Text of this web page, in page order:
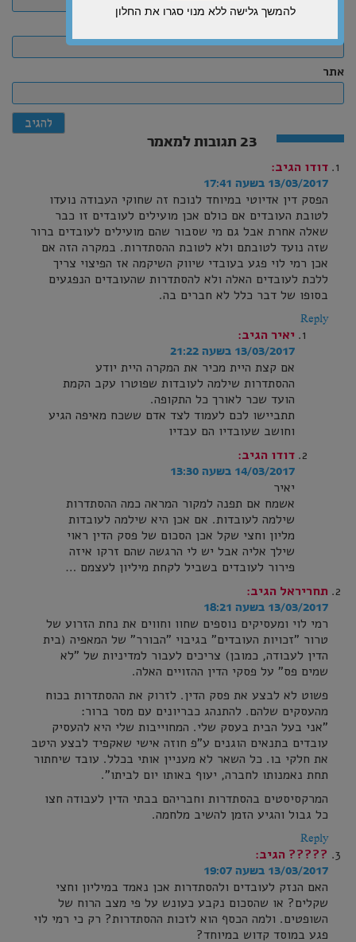
אתר
דודו הגיב:
13/03/2017 בשעה 17:41
הפסק דין אדיוטי במיוחד לנוכח זה שחוקי העבודה נועדו
לטובת העובדים אם כולם אכן מועילים לעובדים זו כבר
שאלה אחרת אבל גם מי שסבור שהם מועילים לעובדים ברור
שזה נועד לטובתם ולא לטובת ההסתדרות. במקרה הזה אם
אכן רמי לוי פגע בעובדי שיווק השיקמה אז הפיצוי צריך
ללכת לעובדים האלה ולא להסתדרות שהעובדים הנפגעים
בסופו של דבר כלל לא חברים בה.
Reply
יאיר הגיב:
13/03/2017 בשעה 21:22
אם קצת היית מכיר את המקרה היית יודע
ההסתדרות שילמה לעובדות שפוטרו עקב הקמת
הועד שכר לאורך כל התקופה.
תתביישו לכם לעמוד לצד אדם ששכח מאיפה הגיע
וחושב שעובדיו הם עבדיו
דודו הגיב:
14/03/2017 בשעה 13:30
יאיר
אשמח אם תפנה למקור המראה כמה ההסתדרות
שילמה לעובדות. אם אכן היא שילמה לעובדות
מליון וחצי שקל אכן הסכום של פסק הדין ראוי
שילך אליה אבל יש לי הרגשה שהם זרקו איזה
פירור לעובדים בשביל לקחת מיליון לעצמם …
תחריראל הגיב:
13/03/2017 בשעה 18:21
רמי לוי ומעסיקים נוספים שחוו וחווים את נחת הזרוע של
טרור "זכויות העובדים" בגיבוי "הבורר" של המאפיה (בית
הדין לעבודה, כמובן) צריכים לעבור למדיניות של "לא
שמים פס" על פסקי הדין ההזויים האלה.
פשוט לא לבצע את פסק הדין. לזרוק את ההסתדרות בכוח
מהעסקים שלהם. להתנהג כבריונים עם מסר ברור:
"אני בעל הבית בעסק שלי. המחוייבות שלי היא להעסיק
עובדים בתנאים הוגנים ע"פ חוזה אישי שאקפיד לבצע היטב
את חלקי בו. כל השאר לא מעניין אותי בכלל. עובד שיחתור
תחת נאמנותו לחברה, יעוף באותו יום לביתו".
המרקסיסטים בהסתדרות וחבריהם בבתי הדין לעבודה חצו
כל גבול והגיע הזמן להשיב מלחמה.
Reply
????? הגיב:
13/03/2017 בשעה 19:07
האם הנזק לעובדים ולהסתדרות אכן נאמד במיליון וחצי
שקלים? או שהסכום נקבע כעונש על פי מצב הרוח של
השופטים. ולמה הכסף הוא לזכות ההסתדרות? רק כי רמי לוי
פגע במוסד קדוש במיוחד?
להמשך גלישה ללא מנוי סגרו את החלון